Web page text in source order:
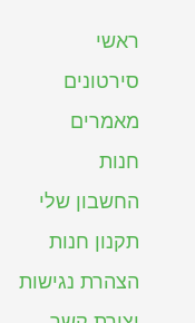
ראשי
סירטונים
מאמרים
חנות
החשבון שלי
תקנון חנות
הצהרת נגישות